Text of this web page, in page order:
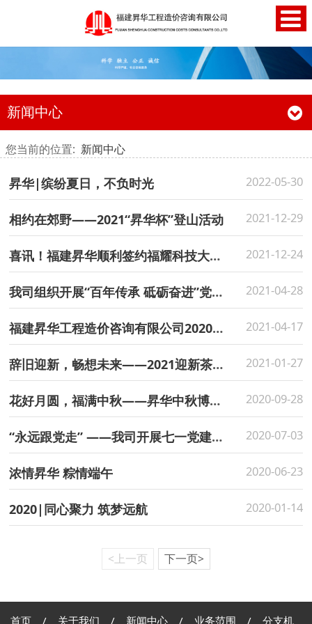
新闻中心
您当前的位置: 新闻中心
昇华|缤纷夏日，不负时光 2022-05-30
相约在郊野——2021“昇华杯”登山活动 2021-12-29
喜讯！福建昇华顺利签约福耀科技大学项目 2021-12-24
我司组织开展“百年传承 砥砺奋进”党建共建主题活动 2021-04-28
福建昇华工程造价咨询有限公司2020年度分公司会议 2021-04-17
辞旧迎新，畅想未来——2021迎新茶话会 2021-01-27
花好月圆，福满中秋——昇华中秋博饼活动 2020-09-28
“永远跟党走” ——我司开展七一党建活动 2020-07-03
浓情昇华 粽情端午 2020-06-23
2020|同心聚力 筑梦远航 2020-01-14
<上一页 下一页>
首页/ 关于我们 / 新闻中心/ 业务范围 / 分支机